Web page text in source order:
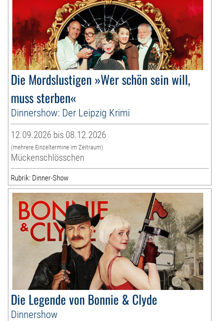
Die Mordslustigen »Wer schön sein will,
muss sterben«
Dinnershow: Der Leipzig Krimi
12.09.2026 bis 08.12.2026
(mehrere Einzeltermine im Zeitraum)
Mückenschlösschen
Rubrik: Dinner-Show
Die Legende von Bonnie & Clyde
Dinnershow